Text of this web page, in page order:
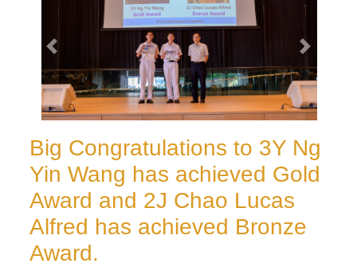
Big Congratulations to 3Y Ng
Yin Wang has achieved Gold
Award and 2J Chao Lucas
Alfred has achieved Bronze
Award.
prev next